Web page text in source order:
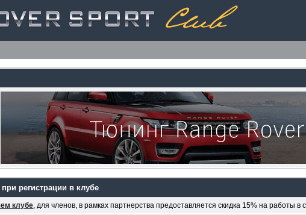
регистрации в клубе
клубе, для членов, в рамках партнерства предоставляется скидка 15% на работы в